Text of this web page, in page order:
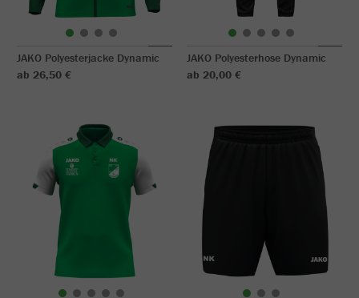
JAKO Polyesterjacke Dynamic
ab 26,50 €
JAKO Polyesterhose Dynamic
ab 20,00 €